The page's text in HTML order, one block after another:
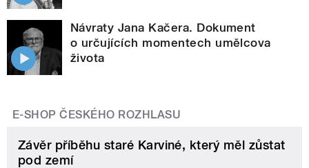
Návraty Jana Kačera. Dokument
o určujících momentech umělcova
života
E-SHOP ČESKÉHO ROZHLASU
Závěr příběhu staré Karviné, který měl zůstat
pod zemí